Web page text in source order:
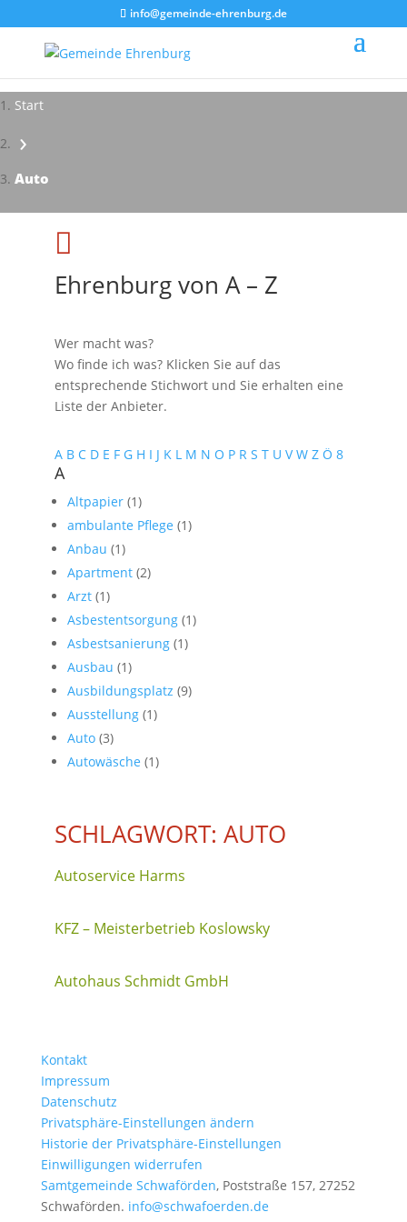
info@gemeinde-ehrenburg.de
Start
›
Auto
Impressionen - Mareike Kranz

Ehrenburg von A – Z
Wer macht was?
Wo finde ich was? Klicken Sie auf das
entsprechende Stichwort und Sie erhalten eine
Liste der Anbieter.
A B C D E F G H I J K L M N O P R S T U V W Z Ö 8
A
Altpapier (1)
ambulante Pflege (1)
Anbau (1)
Apartment (2)
Arzt (1)
Asbestentsorgung (1)
Asbestsanierung (1)
Ausbau (1)
Ausbildungsplatz (9)
Ausstellung (1)
Auto (3)
Autowäsche (1)
SCHLAGWORT: AUTO
Autoservice Harms
KFZ – Meisterbetrieb Koslowsky
Autohaus Schmidt GmbH
Kontakt
Impressum
Datenschutz
Privatsphäre-Einstellungen ändern
Historie der Privatsphäre-Einstellungen
Einwilligungen widerrufen
Samtgemeinde Schwaförden, Poststraße 157, 27252
Schwaförden. info@schwafoerden.de